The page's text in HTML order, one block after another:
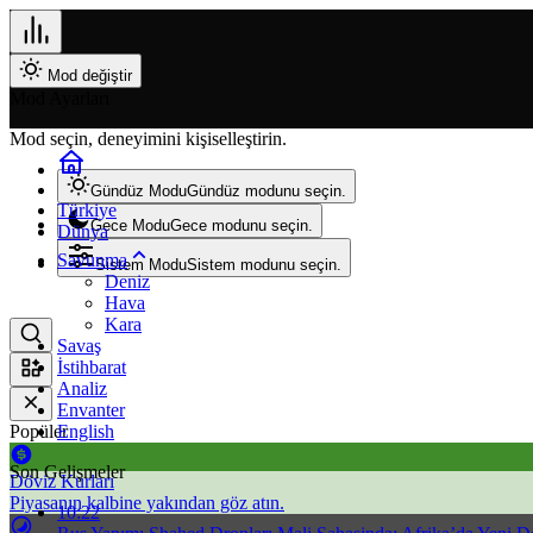
Mod değiştir
Mod seçin, deneyimini kişiselleştirin.
Gündüz ModuGündüz modunu seçin.
Gece ModuGece modunu seçin.
Sistem ModuSistem modunu seçin.
Popüler
Döviz Kurları
Piyasanın kalbine yakından göz atın.
Türkiye
Dünya
Savunma
Deniz
Hava
Kara
Savaş
İstihbarat
Analiz
Envanter
English
Son Gelişmeler
10:22